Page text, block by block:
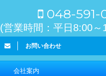
048-591-
(営業時間：平日8:00～
お問い合わせ
会社案内